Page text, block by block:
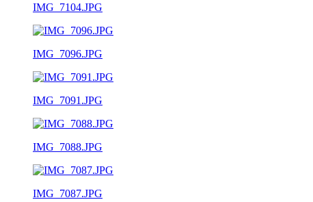
IMG_7104.JPG
IMG_7096.JPG
IMG_7091.JPG
IMG_7088.JPG
IMG_7087.JPG